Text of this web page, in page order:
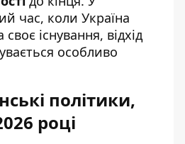
час, коли Україна
існування, відхід
особливо
політики,
році